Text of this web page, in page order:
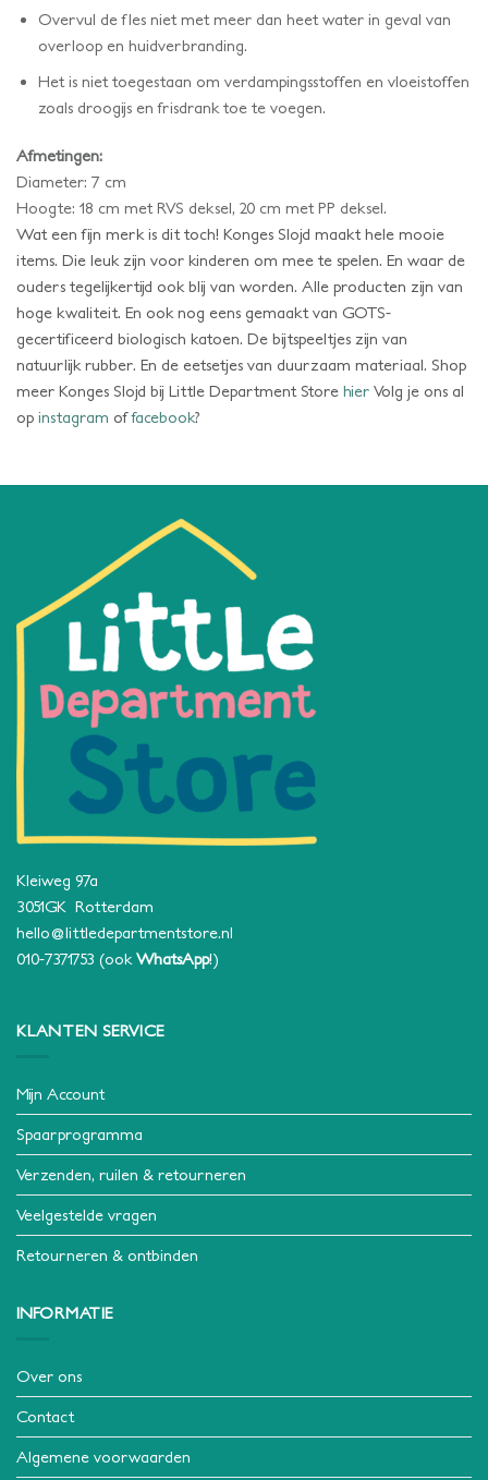
Overvul de fles niet met meer dan heet water in geval van
overloop en huidverbranding.
Het is niet toegestaan om verdampingsstoffen en vloeistoffen
zoals droogijs en frisdrank toe te voegen.
Afmetingen:
Diameter: 7 cm
Hoogte: 18 cm met RVS deksel, 20 cm met PP deksel.
Wat een fijn merk is dit toch! Konges Slojd maakt hele mooie
items. Die leuk zijn voor kinderen om mee te spelen. En waar de
ouders tegelijkertijd ook blij van worden. Alle producten zijn van
hoge kwaliteit. En ook nog eens gemaakt van GOTS-
gecertificeerd biologisch katoen. De bijtspeeltjes zijn van
natuurlijk rubber. En de eetsetjes van duurzaam materiaal. Shop
meer Konges Slojd bij Little Department Store hier Volg je ons al
op instagram offacebook?
Kleiweg 97a
3051GK Rotterdam
hello@littledepartmentstore.nl
010-7371753 (ook WhatsApp!)
KLANTEN SERVICE
Mijn Account
Spaarprogramma
Verzenden, ruilen & retourneren
Veelgestelde vragen
Retourneren & ontbinden
INFORMATIE
Over ons
Contact
Algemene voorwaarden